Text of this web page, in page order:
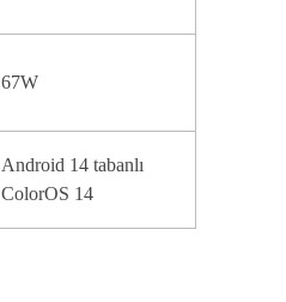
67W
Android 14 tabanlı
ColorOS 14